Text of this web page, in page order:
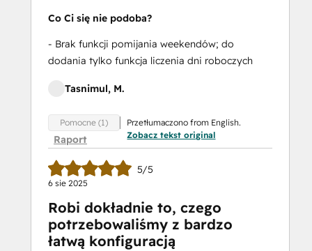
Co Ci się nie podoba?
- Brak funkcji pomijania weekendów; do
dodania tylko funkcja liczenia dni roboczych
Tasnimul, M.
Pomocne (1)
Raport
Przetłumaczono from English.
Zobacz tekst original
5/5
6 sie 2025
Robi dokładnie to, czego
potrzebowaliśmy z bardzo
łatwą konfiguracją